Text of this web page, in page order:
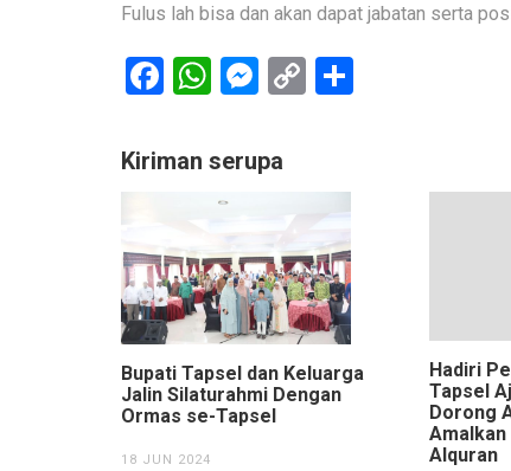
Fulus lah bisa dan akan dapat jabatan serta
Facebook
WhatsApp
Messenger
Copy
Kiriman serupa
Bupati Tapsel dan Keluarga
Jalin Silaturahmi Dengan
Ormas se-Tapsel
18 JUN 2024
Hadiri
Tapsel
Dorong
Amalkan
Alquran